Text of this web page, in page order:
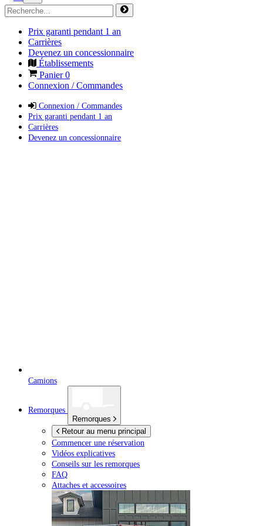
Prix garanti pendant 1 an
Carrières
Devenez un concessionnaire
Établissements
Panier0
Connexion / Commandes
Connexion / Commandes
Prix garanti pendant 1 an
Carrières
Devenez un concessionnaire
Camions
Remorques
Remorques
Retour au menu principal
Commencer une réservation
Vidéos explicatives
Conseils sur les remorques
FAQ
Attaches et accessoires